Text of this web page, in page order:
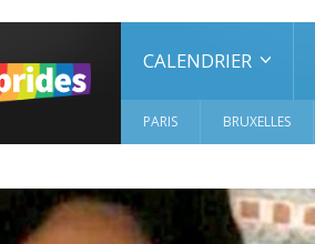
CALENDRIER
PARIS BRUXELLES